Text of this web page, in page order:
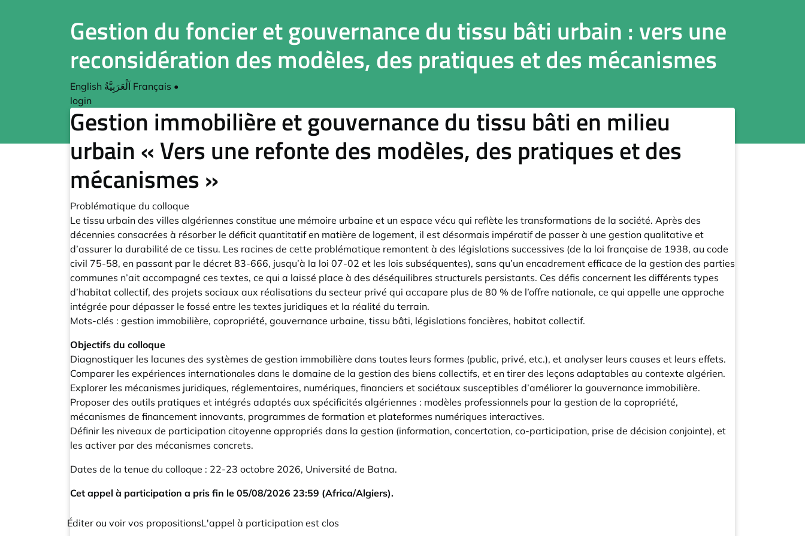
Gestion du foncier et gouvernance du tissu bâti urbain : vers une
reconsidération des modèles, des pratiques et des mécanismes
English اَلْعَرَبِيَّةُ Français •
login
Gestion immobilière et gouvernance du tissu bâti en milieu
urbain « Vers une refonte des modèles, des pratiques et des
mécanismes »
Problématique du colloque
Le tissu urbain des villes algériennes constitue une mémoire urbaine et un espace vécu qui reflète les transformations de la société. Après des
décennies consacrées à résorber le déficit quantitatif en matière de logement, il est désormais impératif de passer à une gestion qualitative et
d’assurer la durabilité de ce tissu. Les racines de cette problématique remontent à des législations successives (de la loi française de 1938, au code
civil 75-58, en passant par le décret 83-666, jusqu’à la loi 07-02 et les lois subséquentes), sans qu’un encadrement efficace de la gestion des parties
communes n’ait accompagné ces textes, ce qui a laissé place à des déséquilibres structurels persistants. Ces défis concernent les différents types
d’habitat collectif, des projets sociaux aux réalisations du secteur privé qui accapare plus de 80 % de l’offre nationale, ce qui appelle une approche
intégrée pour dépasser le fossé entre les textes juridiques et la réalité du terrain.
Mots-clés : gestion immobilière, copropriété, gouvernance urbaine, tissu bâti, législations foncières, habitat collectif.
Objectifs du colloque
Diagnostiquer les lacunes des systèmes de gestion immobilière dans toutes leurs formes (public, privé, etc.), et analyser leurs causes et leurs effets.
Comparer les expériences internationales dans le domaine de la gestion des biens collectifs, et en tirer des leçons adaptables au contexte algérien.
Explorer les mécanismes juridiques, réglementaires, numériques, financiers et sociétaux susceptibles d’améliorer la gouvernance immobilière.
Proposer des outils pratiques et intégrés adaptés aux spécificités algériennes : modèles professionnels pour la gestion de la copropriété,
mécanismes de financement innovants, programmes de formation et plateformes numériques interactives.
Définir les niveaux de participation citoyenne appropriés dans la gestion (information, concertation, co-participation, prise de décision conjointe), et
les activer par des mécanismes concrets.
Dates de la tenue du colloque : 22-23 octobre 2026, Université de Batna.
Cet appel à participation a pris fin le 05/08/2026 23:59 (Africa/Algiers).
Éditer ou voir vos propositionsL'appel à participation est clos